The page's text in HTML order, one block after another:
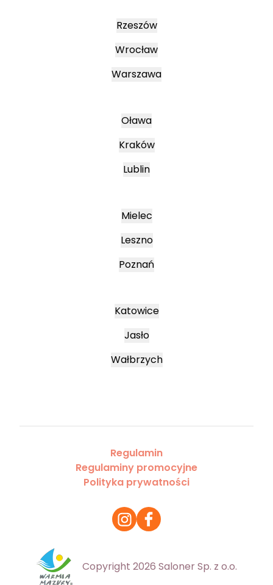
Rzeszów
Wrocław
Warszawa
Oława
Kraków
Lublin
Mielec
Leszno
Poznań
Katowice
Jasło
Wałbrzych
Regulamin
Regulaminy promocyjne
Polityka prywatności
Copyright 2026 Saloner Sp. z o.o.